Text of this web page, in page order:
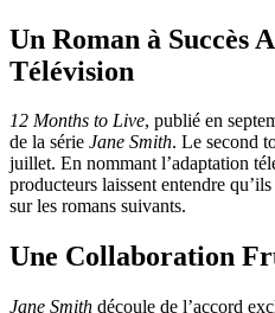
Un Roman à Succès
Télévision
12 Months to Live, publié en
de la série Jane Smith. Le second
juillet. En nommant l’adaptation
producteurs laissent entendre
sur les romans suivants.
Une Collaboration
Jane Smith découle de l’accord